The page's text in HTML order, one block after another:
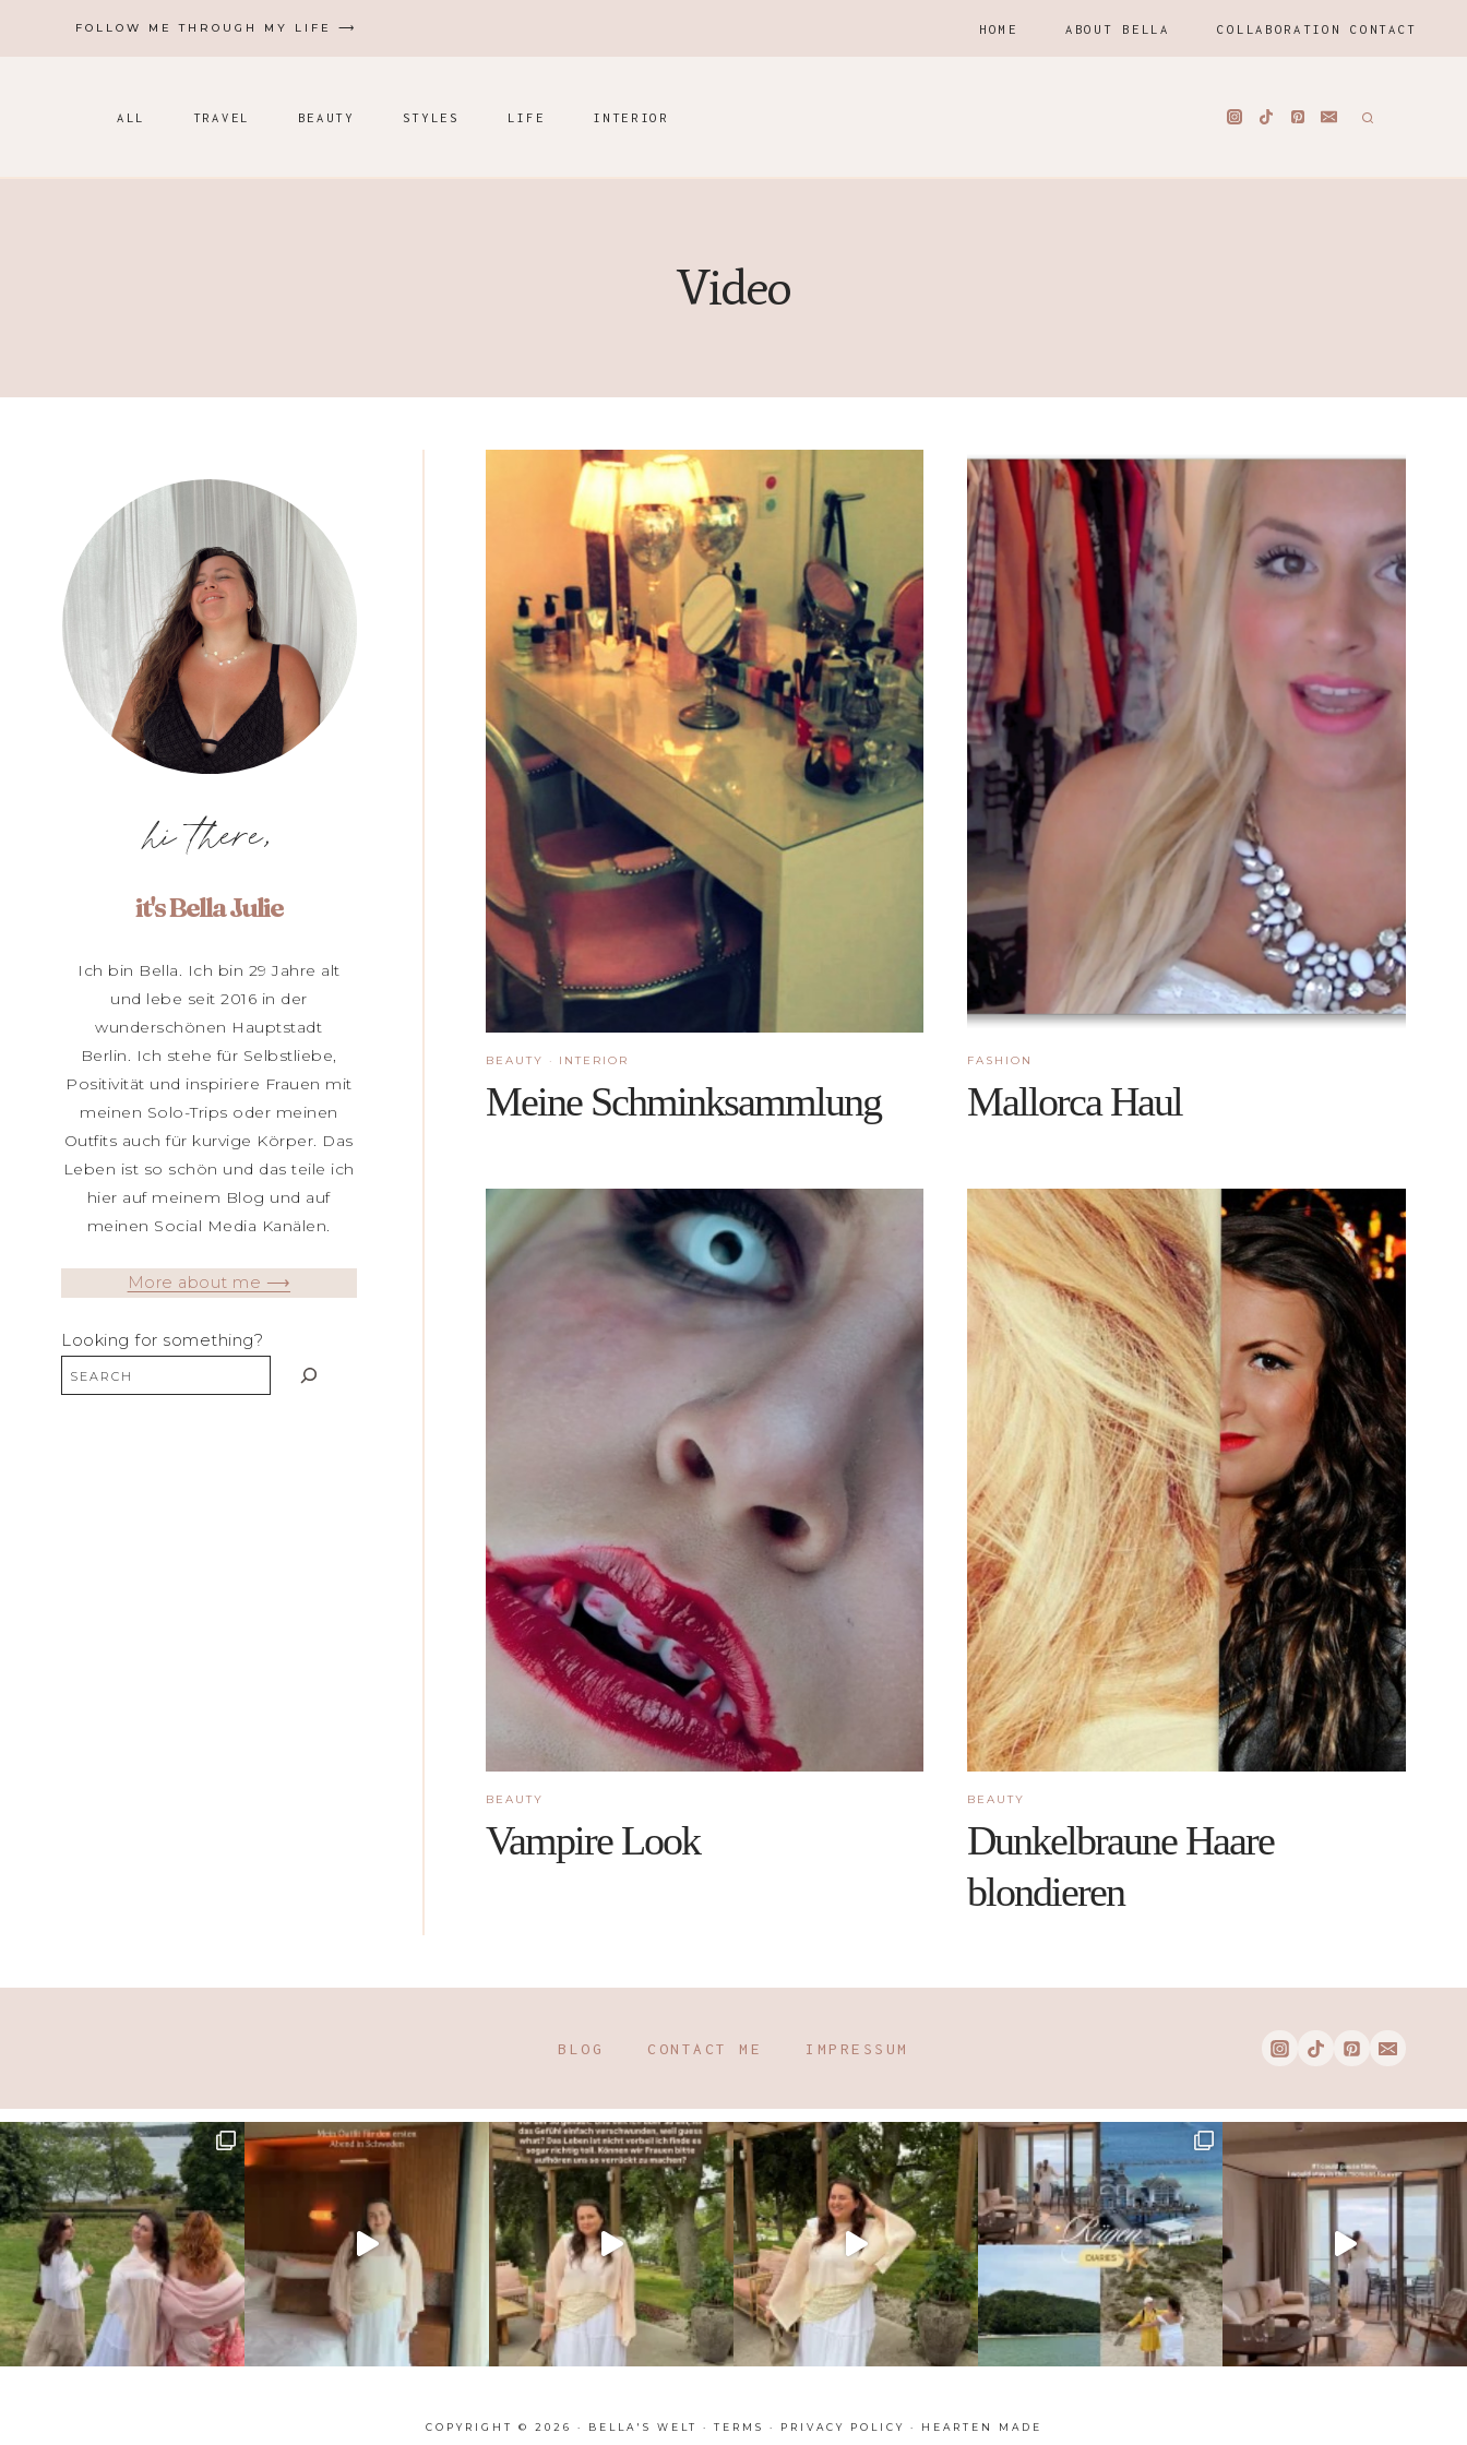
FOLLOW ME THROUGH MY LIFE ⟶ HOME ABOUT BELLA COLLABORATION CONTACT
ALL TRAVEL BEAUTY STYLES LIFE INTERIOR
Video
BEAUTY · INTERIOR
Meine Schminksammlung
FASHION
Mallorca Haul
BEAUTY
Vampire Look
BEAUTY
Dunkelbraune Haare
blondieren
hi there,
it's Bella Julie
Ich bin Bella. Ich bin 29 Jahre alt
und lebe seit 2016 in der
wunderschönen Hauptstadt
Berlin. Ich stehe für Selbstliebe,
Positivität und inspiriere Frauen mit
meinen Solo-Trips oder meinen
Outfits auch für kurvige Körper. Das
Leben ist so schön und das teile ich
hier auf meinem Blog und auf
meinen Social Media Kanälen.
More about me ⟶
Looking for something?
BLOG CONTACT ME IMPRESSUM
COPYRIGHT © 2026 · BELLA'S WELT · TERMS · PRIVACY POLICY · HEARTEN MADE